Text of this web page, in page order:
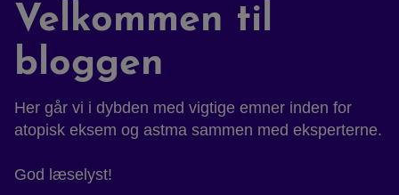
Sygdomssammenhæng
Test
Blog
Velkommen til
bloggen
Her går vi i dybden med vigtige emner inden for
atopisk eksem og astma sammen med eksperterne.
God læselyst!